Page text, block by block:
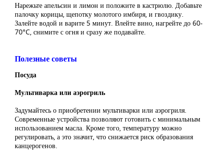
Нарежьте апельсин и лимон и положите в кастрюлю. Добавьте
палочку корицы, щепотку молотого имбиря, и гвоздику.
Залейте водой и варите 5 минут. Влейте вино, нагрейте до 60-
70°C, снимите с огня и сразу же подавайте.
Полезные советы
Посуда
Мультиварка или аэрогриль
Задумайтесь о приобретении мультиварки или аэрогриля.
Современные устройства позволяют готовить с минимальным
использованием масла. Кроме того, температуру можно
регулировать, а это значит, что снижается риск образования
канцерогенов.